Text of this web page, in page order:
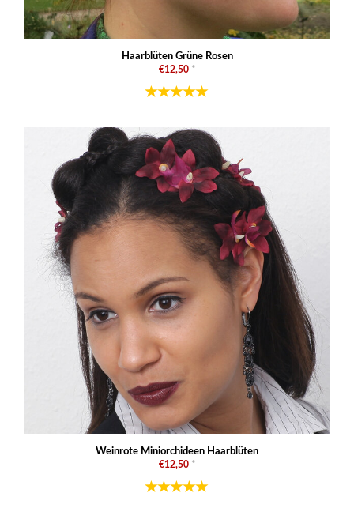
Haarblüten Grüne Rosen
€12,50 *
Weinrote Miniorchideen Haarblüten
€12,50 *